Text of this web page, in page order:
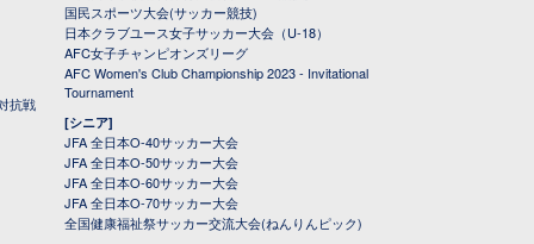
抗戦
国民スポーツ大会(サッカー競技)
日本クラブユース女子サッカー大会（U-18）
AFC女子チャンピオンズリーグ
AFC Women's Club Championship 2023 - Invitational
Tournament
[シニア]
JFA 全日本O-40サッカー大会
JFA 全日本O-50サッカー大会
JFA 全日本O-60サッカー大会
JFA 全日本O-70サッカー大会
全国健康福祉祭サッカー交流大会(ねんりんピック)